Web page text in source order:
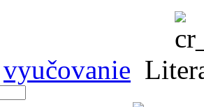
vyučovanie